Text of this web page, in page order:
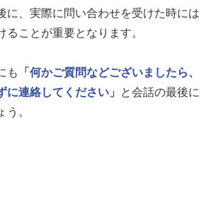
に、実際に問い合わせを受けた時には
ることが重要となります。
も
「何かご質問などございましたら、
に連絡してください」
と会話の最後に
。